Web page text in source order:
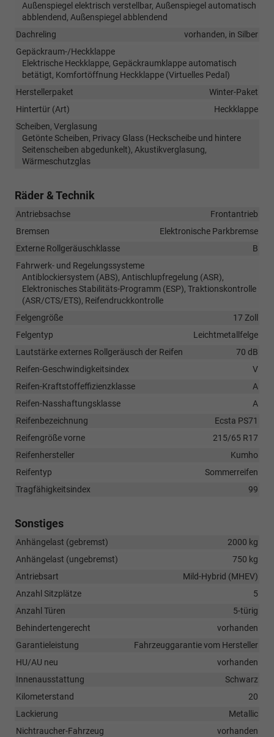
Außenspiegel elektrisch verstellbar, Außenspiegel automatisch
abblendend, Außenspiegel abblendend
Dachreling
vorhanden, in Silber
Gepäckraum-/Heckklappe
Elektrische Heckklappe, Gepäckraumklappe automatisch
betätigt, Komfortöffnung Heckklappe (Virtuelles Pedal)
Herstellerpaket
Winter-Paket
Hintertür (Art)
Heckklappe
Scheiben, Verglasung
Getönte Scheiben, Privacy Glass (Heckscheibe und hintere
Seitenscheiben abgedunkelt), Akustikverglasung,
Wärmeschutzglas
Räder & Technik
Antriebsachse
Frontantrieb
Bremsen
Elektronische Parkbremse
Externe Rollgeräuschklasse
B
Fahrwerk- und Regelungssysteme
Antiblockiersystem (ABS), Antischlupfregelung (ASR),
Elektronisches Stabilitäts-Programm (ESP), Traktionskontrolle
(ASR/CTS/ETS), Reifendruckkontrolle
Felgengröße
17 Zoll
Felgentyp
Leichtmetallfelge
Lautstärke externes Rollgeräusch der Reifen
70 dB
Reifen-Geschwindigkeitsindex
V
Reifen-Kraftstoffeffizienzklasse
A
Reifen-Nasshaftungsklasse
A
Reifenbezeichnung
Ecsta PS71
Reifengröße vorne
215/65 R17
Reifenhersteller
Kumho
Reifentyp
Sommerreifen
Tragfähigkeitsindex
99
Sonstiges
Anhängelast (gebremst)
2000 kg
Anhängelast (ungebremst)
750 kg
Antriebsart
Mild-Hybrid (MHEV)
Anzahl Sitzplätze
5
Anzahl Türen
5-türig
Behindertengerecht
vorhanden
Garantieleistung
Fahrzeuggarantie vom Hersteller
HU/AU neu
vorhanden
Innenausstattung
Schwarz
Kilometerstand
20
Lackierung
Metallic
Nichtraucher-Fahrzeug
vorhanden